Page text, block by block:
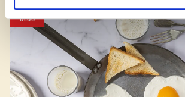
BLOG